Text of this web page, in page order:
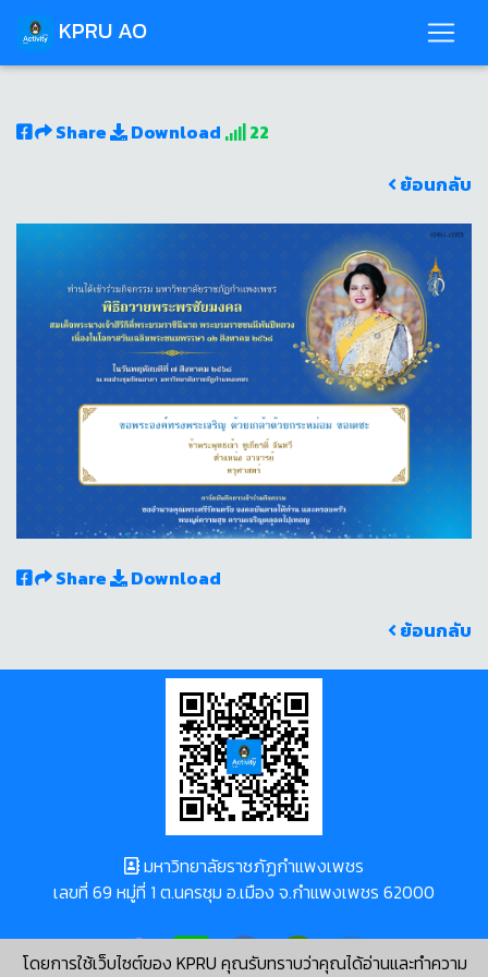
KPRU AO
Share Download
22
ย้อนกลับ
Share
Download
ย้อนกลับ
โดยการใช้เว็บไซต์ของ KPRU คุณรับทราบว่าคุณได้อ่านและทำความ
มหาวิทยาลัยราชภัฏกำแพงเพชร
เลขที่ 69 หมู่ที่ 1 ต.นครชุม อ.เมือง จ.กำแพงเพชร 62000